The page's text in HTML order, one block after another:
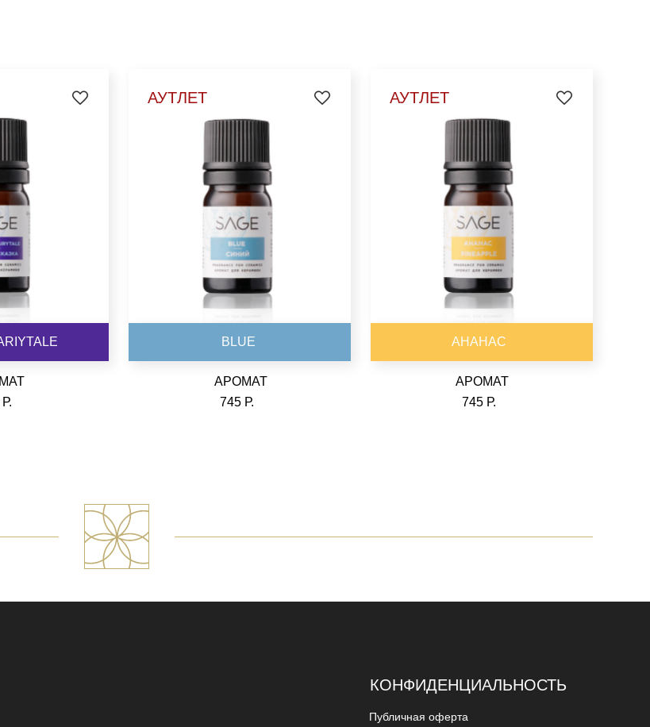
BLUE
АРОМАТ
745 Р.
АУТЛЕТ
АНАНАС
745 Р.
АРОМАТ
АУТЛЕТ
Публичная оферта
КОНФИДЕНЦИАЛЬНОСТЬ